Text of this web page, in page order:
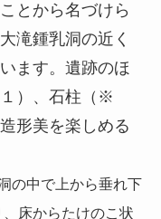
とから名づけら
滝鍾乳洞の近く
ます。遺跡のほ
）、石柱（※
形美を楽しめる
の中で上から垂れ下
床からたけのこ状